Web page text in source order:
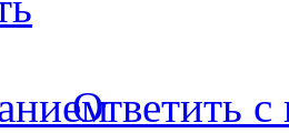
Ответить с